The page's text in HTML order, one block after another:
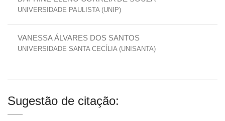
UNIVERSIDADE PAULISTA (UNIP)
VANESSA ÁLVARES DOS SANTOS
UNIVERSIDADE SANTA CECÍLIA (UNISANTA)
Sugestão de citação: